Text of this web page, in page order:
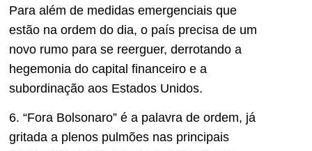
Para além de medidas emergenciais que
estão na ordem do dia, o país precisa de um
novo rumo para se reerguer, derrotando a
hegemonia do capital financeiro e a
subordinação aos Estados Unidos.
6. “Fora Bolsonaro” é a palavra de ordem, já
gritada a plenos pulmões nas principais